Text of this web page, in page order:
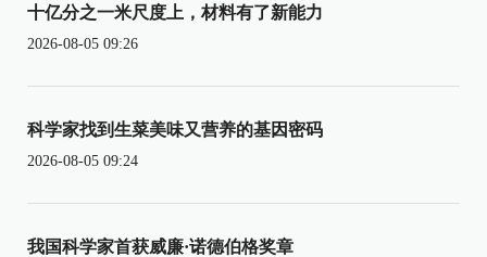
十亿分之一米尺度上，材料有了新能力
2026-08-05 09:26
科学家找到生菜美味又营养的基因密码
2026-08-05 09:24
我国科学家首获威廉·诺德伯格奖章